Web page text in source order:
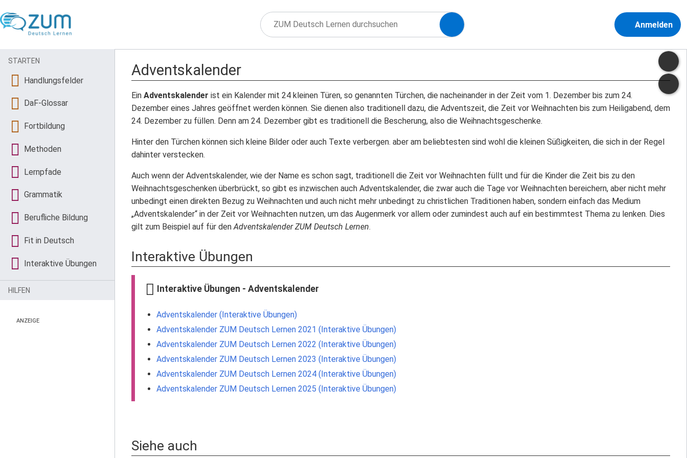
Anmelden
Adventskalender
Ein Adventskalender ist ein Kalender mit 24 kleinen Türen, so genannten Türchen, die nacheinander in der Zeit vom 1. Dezember bis zum 24.
Dezember eines Jahres geöffnet werden können. Sie dienen also traditionell dazu, die Adventszeit, die Zeit vor Weihnachten bis zum Heiligabend, dem
24. Dezember zu füllen. Denn am 24. Dezember gibt es traditionell die Bescherung, also die Weihnachtsgeschenke.
Hinter den Türchen können sich kleine Bilder oder auch Texte verbergen. aber am beliebtesten sind wohl die kleinen Süßigkeiten, die sich in der Regel
dahinter verstecken.
Auch wenn der Adventskalender, wie der Name es schon sagt, traditionell die Zeit vor Weihnachten füllt und für die Kinder die Zeit bis zu den
Weihnachtsgeschenken überbrückt, so gibt es inzwischen auch Adventskalender, die zwar auch die Tage vor Weihnachten bereichern, aber nicht mehr
unbedingt einen direkten Bezug zu Weihnachten und auch nicht mehr unbedingt zu christlichen Traditionen haben, sondern einfach das Medium
„Adventskalender“ in der Zeit vor Weihnachten nutzen, um das Augenmerk vor allem oder zumindest auch auf ein bestimmtest Thema zu lenken. Dies
gilt zum Beispiel auf für den Adventskalender ZUM Deutsch Lernen.
Interaktive Übungen
Interaktive Übungen - Adventskalender
Adventskalender (Interaktive Übungen)
Adventskalender ZUM Deutsch Lernen 2021 (Interaktive Übungen)
Adventskalender ZUM Deutsch Lernen 2022 (Interaktive Übungen)
Adventskalender ZUM Deutsch Lernen 2023 (Interaktive Übungen)
Adventskalender ZUM Deutsch Lernen 2024 (Interaktive Übungen)
Adventskalender ZUM Deutsch Lernen 2025 (Interaktive Übungen)
Siehe auch
STARTEN
Handlungsfelder
DaF-Glossar
Fortbildung
Methoden
Lernpfade
Grammatik
Berufliche Bildung
Fit in Deutsch
Interaktive Übungen
HILFEN
ANZEIGE